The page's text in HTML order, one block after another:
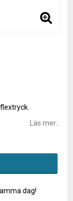
Läs mer...
dag!